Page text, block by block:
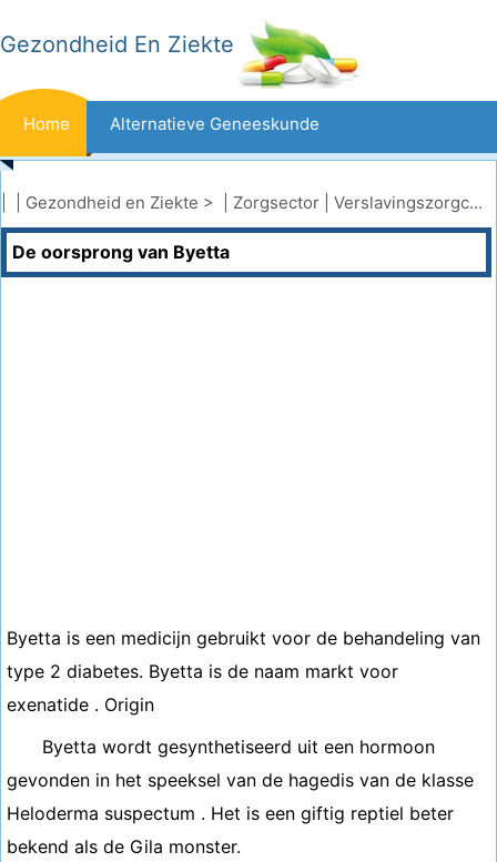
Gezondheid En Ziekte
Home Alternatieve Geneeskunde
Beten En Steken Kanker
Aandoeningen En Behandelingen
Gezondheid en Ziekte > | Zorgsector Verslavingszorgcentra
De oorsprong van Byetta
Byetta is een medicijn gebruikt voor de behandeling van
type 2 diabetes. Byetta is de naam markt voor
exenatide . Origin
Byetta wordt gesynthetiseerd uit een hormoon
gevonden in het speeksel van de hagedis van de klasse
Heloderma suspectum . Het is een giftig reptiel beter
bekend als de Gila monster.